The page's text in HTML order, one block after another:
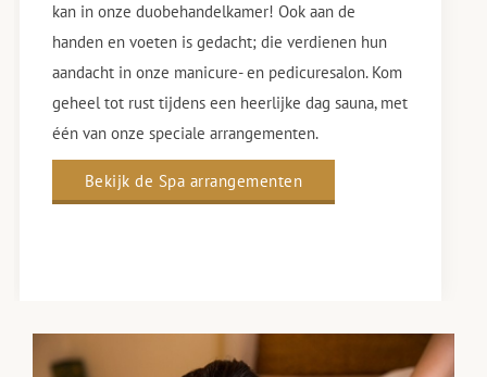
kan in onze duobehandelkamer! Ook aan de
handen en voeten is gedacht; die verdienen hun
aandacht in onze manicure- en pedicuresalon. Kom
geheel tot rust tijdens een heerlijke dag sauna, met
één van onze speciale arrangementen.
Bekijk de Spa arrangementen